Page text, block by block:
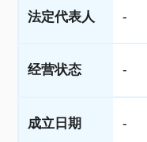
法定代表人 -
经营状态 -
成立日期 -